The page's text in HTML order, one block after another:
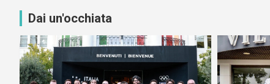
Dai un'occhiata